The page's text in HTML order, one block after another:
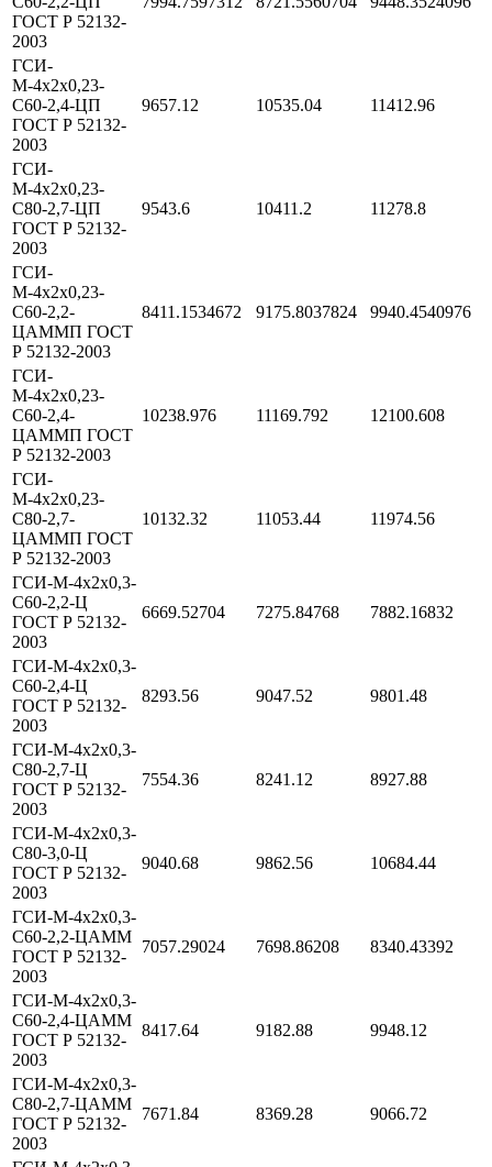
ГОСТ Р 52132-
2003
ГСИ-
М-4х2х0,23-
С60-2,4-ЦП
ГОСТ Р 52132-
2003
9657.12 10535.04 11412.96
ГСИ-
М-4х2х0,23-
С80-2,7-ЦП
ГОСТ Р 52132-
2003
9543.6 10411.2 11278.8
ГСИ-
М-4х2х0,23-
С60-2,2-
ЦАММП ГОСТ
Р 52132-2003
8411.1534672 9175.8037824 9940.4540976
ГСИ-
М-4х2х0,23-
С60-2,4-
ЦАММП ГОСТ
Р 52132-2003
10238.976 11169.792 12100.608
ГСИ-
М-4х2х0,23-
С80-2,7-
ЦАММП ГОСТ
Р 52132-2003
10132.32 11053.44 11974.56
ГСИ-М-4х2х0,3-
С60-2,2-Ц
ГОСТ Р 52132-
2003
6669.52704 7275.84768 7882.16832
ГСИ-М-4х2х0,3-
С60-2,4-Ц
ГОСТ Р 52132-
2003
8293.56 9047.52 9801.48
ГСИ-М-4х2х0,3-
С80-2,7-Ц
ГОСТ Р 52132-
2003
7554.36 8241.12 8927.88
ГСИ-М-4х2х0,3-
С80-3,0-Ц
ГОСТ Р 52132-
2003
9040.68 9862.56 10684.44
ГСИ-М-4х2х0,3-
С60-2,2-ЦАММ
ГОСТ Р 52132-
2003
7057.29024 7698.86208 8340.43392
ГСИ-М-4х2х0,3-
С60-2,4-ЦАММ
ГОСТ Р 52132-
2003
8417.64 9182.88 9948.12
ГСИ-М-4х2х0,3-
С80-2,7-ЦАММ
ГОСТ Р 52132-
2003
7671.84 8369.28 9066.72